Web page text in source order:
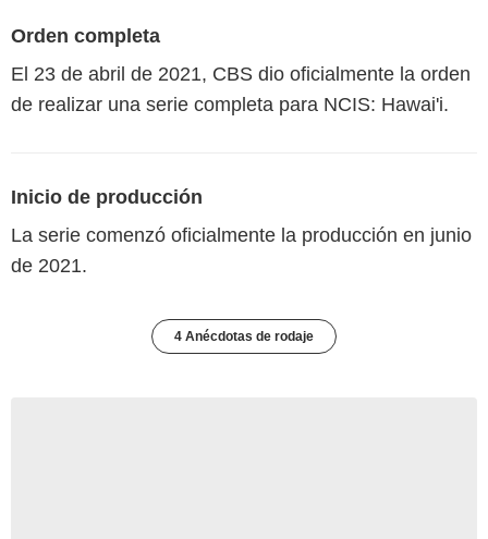
Orden completa
El 23 de abril de 2021, CBS dio oficialmente la orden
de realizar una serie completa para NCIS: Hawai'i.
Inicio de producción
La serie comenzó oficialmente la producción en junio
de 2021.
4 Anécdotas de rodaje